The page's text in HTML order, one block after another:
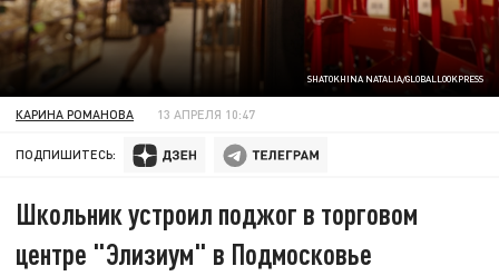
SHATOKHINA NATALIA/GLOBALLOOKPRESS
КАРИНА РОМАНОВА 13 АПРЕЛЯ 10:47
ПОДПИШИТЕСЬ:
Школьник устроил поджог в торговом
центре "Элизиум" в Подмосковье